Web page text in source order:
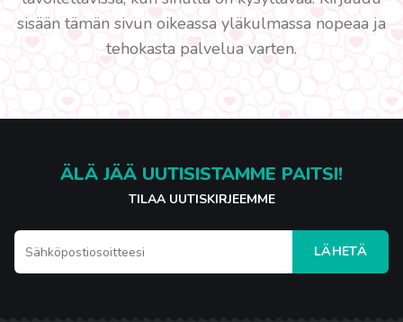
sisään tämän sivun oikeassa yläkulmassa nopeaa ja
tehokasta palvelua varten.
ÄLÄ JÄÄ UUTISISTAMME PAITSI!
TILAA UUTISKIRJEEMME
LÄHETÄ